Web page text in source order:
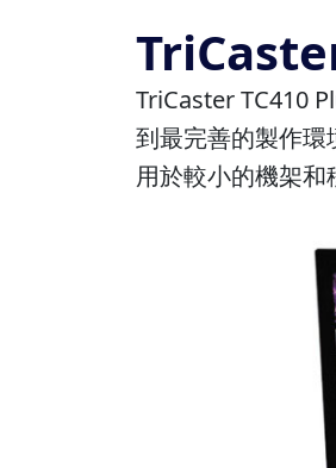
TriCaster TC410
到最完善的製作環
用於較小的機架